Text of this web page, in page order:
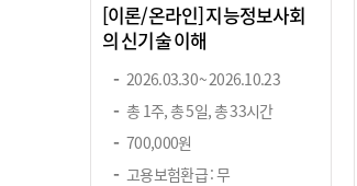
[이론/온라인] 지능정보사회
의 신기술 이해
2026.03.30 ~ 2026.10.23
총 1주, 총 5일, 총 33시간
700,000원
고용보험환급 : 무